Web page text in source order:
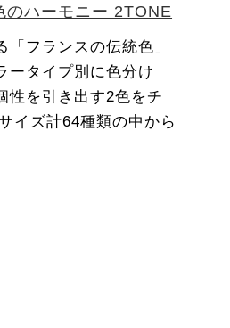
のハーモニー 2TONE
「フランスの伝統色」
ータイプ別に色分け
性を引き出す2色をチ
イズ計64種類の中から